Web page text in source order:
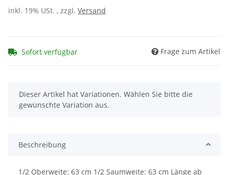
inkl. 19% USt. , zzgl. Versand
Sofort verfügbar Frage zum Artikel
x
Dieser Artikel hat Variationen. Wählen Sie bitte die
gewünschte Variation aus.
Beschreibung
1/2 Oberweite: 63 cm 1/2 Saumweite: 63 cm Länge ab